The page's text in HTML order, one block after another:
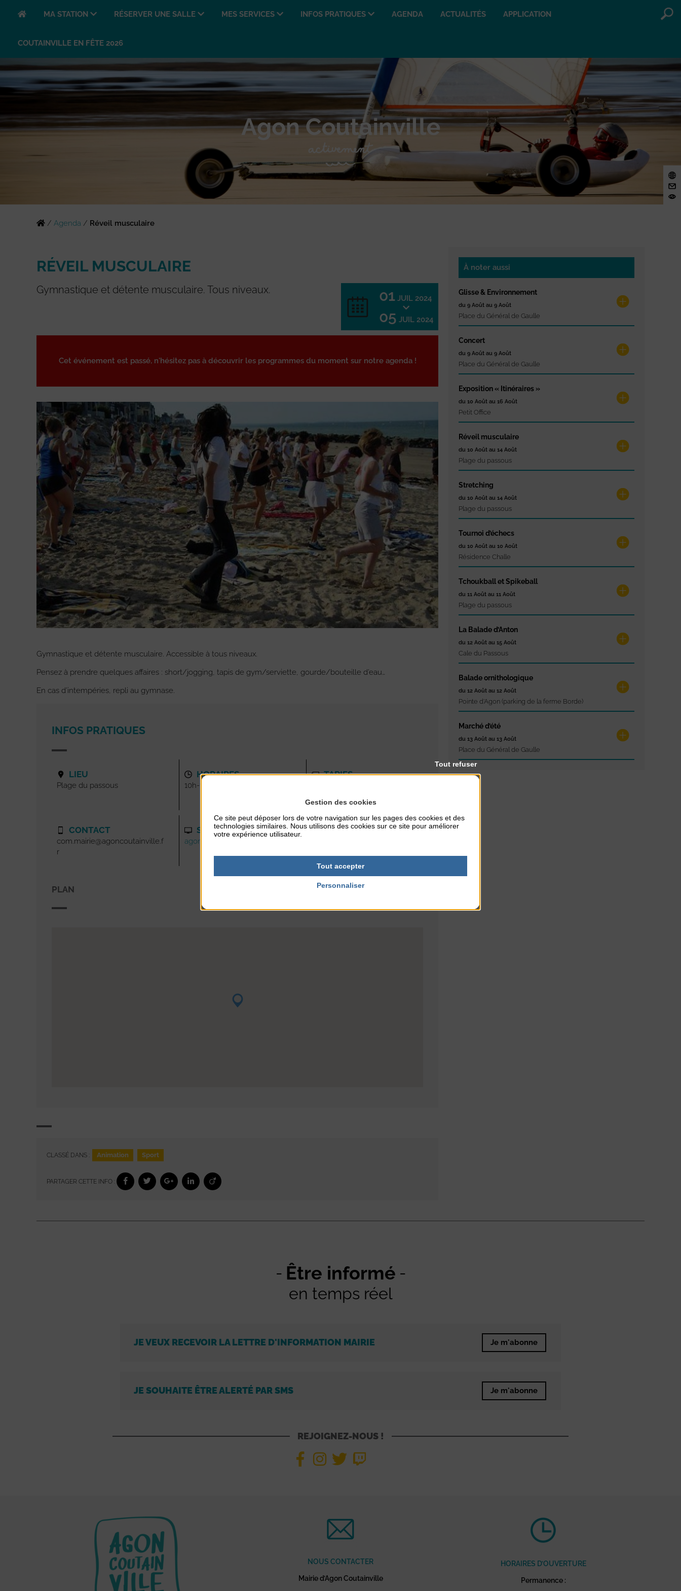
MA STATION RÉSERVER UNE SALLE MES SERVICES INFOS PRATIQUES AGENDA ACTUALITÉS APPLICATION
COUTAINVILLE EN FÊTE 2026
/ Agenda / Réveil musculaire
RÉVEIL MUSCULAIRE
Gymnastique et détente musculaire. Tous niveaux. 01 JUIL 2024
05 JUIL 2024
Cet événement est passé, n'hésitez pas à découvrir les programmes du moment sur notre agenda !
Gymnastique et détente musculaire. Accessible à tous niveaux.
Pensez à prendre quelques affaires : short/jogging, tapis de gym/serviette, gourde/bouteille d’eau…
En cas d’intempéries, repli au gymnase.
INFOS PRATIQUES
LIEU
Plage du passous
CONTACT
com.mairie@agoncoutainville.f
r
HORAIRES
10h-11h
SITE INTERNET
agoncoutainville.fr
TARIFS
PLAN
CLASSÉ DANS : Animation Sport
PARTAGER CETTE INFO :
À noter aussi
Glisse & Environnement
du 9 Août au 9 Août
Place du Général de Gaulle
Concert
du 9 Août au 9 Août
Place du Général de Gaulle
Exposition « Itinéraires »
du 10 Août au 16 Août
Petit Office
Réveil musculaire
du 10 Août au 14 Août
Plage du passous
Stretching
du 10 Août au 14 Août
Plage du passous
Tournoi d’échecs
du 10 Août au 10 Août
Résidence Challe
Tchoukball et Spikeball
du 11 Août au 11 Août
Plage du passous
La Balade d’Anton
du 12 Août au 15 Août
Cale du Passous
Balade ornithologique
du 12 Août au 12 Août
Pointe d'Agon (parking de la ferme Borde)
Marché d’été
du 13 Août au 13 Août
Place du Général de Gaulle
Être informé
en temps réel
JE VEUX RECEVOIR LA LETTRE D'INFORMATION MAIRIE Je m'abonne
JE SOUHAITE ÊTRE ALERTÉ PAR SMS Je m'abonne
REJOIGNEZ-NOUS !
NOUS CONTACTER
Mairie d’Agon Coutainville
HORAIRES D’OUVERTURE
Permanence :
Gestion des cookies
Ce site peut déposer lors de votre navigation sur les pages des cookies et des
technologies similaires. Nous utilisons des cookies sur ce site pour améliorer
votre expérience utilisateur.
Tout accepter
Tout refuser
Personnaliser